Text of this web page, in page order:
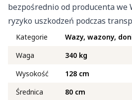
bezpośrednio od producenta we
ryzyko uszkodzeń podczas
Kategorie
Wazy, wazony,
Waga
340 kg
Wysokość
128 cm
Średnica
80 cm